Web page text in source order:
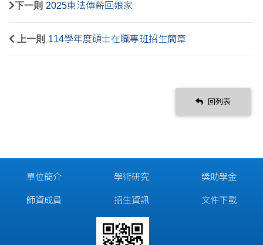
下一則 2025東法傳薪回娘家
上一則 114學年度碩士在職專班招生簡章
回列表
單位簡介
師資成員
學術研究
招生資訊
獎助學金
文件下載